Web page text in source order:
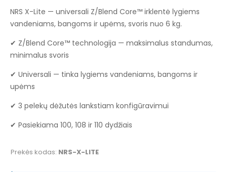
NRS X-Lite — universali Z/Blend Core™ irklentė lygiems
vandeniams, bangoms ir upėms, svoris nuo 6 kg.
✔ Z/Blend Core™ technologija — maksimalus standumas,
minimalus svoris
✔ Universali — tinka lygiems vandeniams, bangoms ir
upėms
✔ 3 pelekų dėžutės lankstiam konfigūravimui
✔ Pasiekiama 100, 108 ir 110 dydžiais
Prekės kodas: NRS-X-LITE